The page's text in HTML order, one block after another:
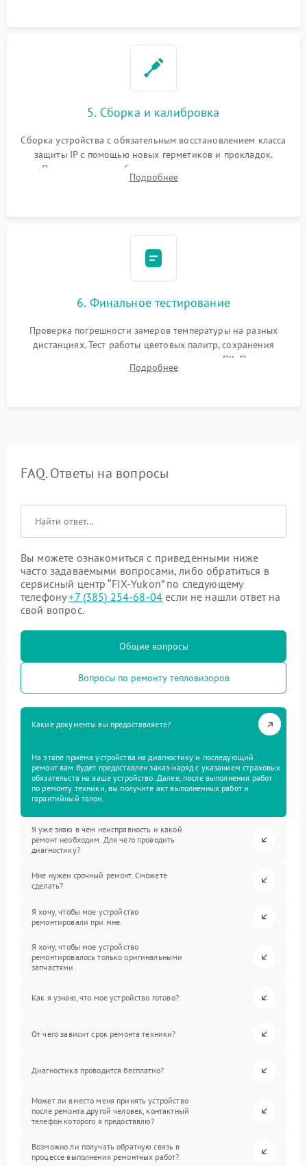
5. Сборка и калибровка
Сборка устройства с обязательным восстановлением класса
защиты IP с помощью новых герметиков и прокладок.
Программная калибровка матрицы по эталонному
абсолютно черному телу для точного измерения температур.
Подробнее
6. Финальное тестирование
Проверка погрешности замеров температуры на разных
дистанциях. Тест работы цветовых палитр, сохранения
термограмм в память и передачи данных на ПК. Проверка
автономности работы и итоговый контроль качества.
Подробнее
FAQ. Ответы на вопросы
Вы можете ознакомиться с приведенными ниже
часто задаваемыми вопросами, либо обратиться в
сервисный центр “FIX-Yukon” по следующему
телефону+7 (385) 254-68-04 если не нашли ответ на
свой вопрос.
Общие вопросы
Вопросы по ремонту тепловизоров
Какие документы вы предоставляете?
На этапе приема устройства на диагностику и последующий
ремонт вам будет предоставлен заказ-наряд с указанием страховых
обязательств на ваше устройство. Далее, после выполнения работ
по ремонту техники, вы получите акт выполненных работ и
гарантийный талон.
Я уже знаю в чем неисправность и какой
ремонт необходим. Для чего проводить
диагностику?
Мне нужен срочный ремонт. Сможете
сделать?
Я хочу, чтобы мое устройство
ремонтировали при мне.
Я хочу, чтобы мое устройство
ремонтировалось только оригинальными
запчастями.
Как я узнаю, что мое устройство готово?
От чего зависит срок ремонта техники?
Диагностика проводится бесплатно?
Может ли вместо меня принять устройство
после ремонта другой человек, контактный
телефон которого я предоставлю?
Возможно ли получать обратную связь в
процессе выполнения ремонтных работ?